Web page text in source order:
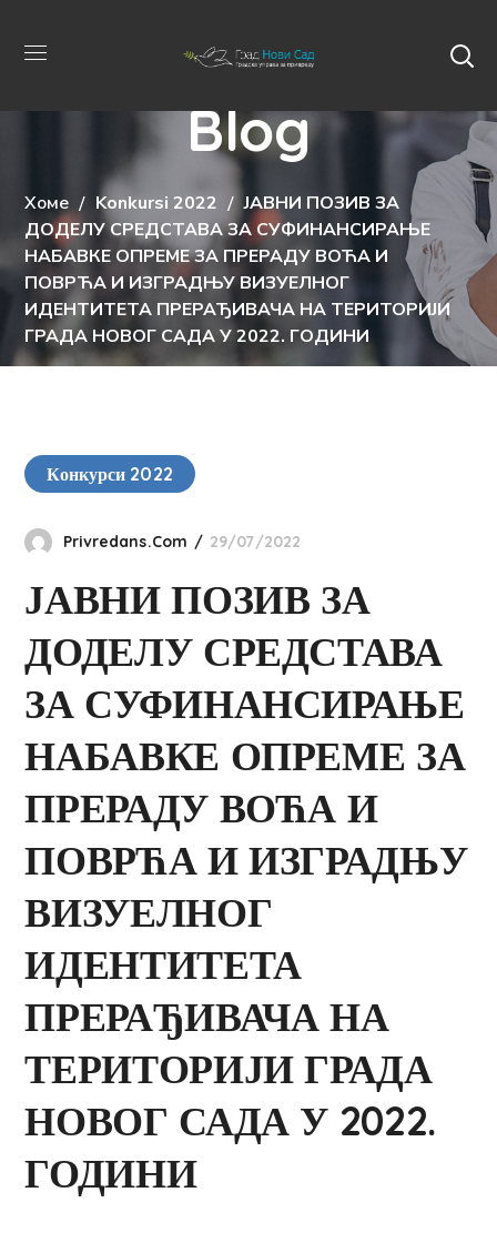
Blog
Хоме Konkursi 2022
ЈАВНИ ПОЗИВ ЗА
ДОДЕЛУ СРЕДСТАВА ЗА СУФИНАНСИРАЊЕ
НАБАВКЕ ОПРЕМЕ ЗА ПРЕРАДУ ВОЋА И
ПОВРЋА И ИЗГРАДЊУ ВИЗУЕЛНОГ
ИДЕНТИТЕТА ПРЕРАЂИВАЧА НА ТЕРИТОРИЈИ
ГРАДА НОВОГ САДА У 2022. ГОДИНИ
Конкурси 2022
Privredans.com 29/07/2022
ЈАВНИ ПОЗИВ ЗА
ДОДЕЛУ СРЕДСТАВА
ЗА СУФИНАНСИРАЊЕ
НАБАВКЕ ОПРЕМЕ ЗА
ПРЕРАДУ ВОЋА И
ПОВРЋА И ИЗГРАДЊУ
ВИЗУЕЛНОГ
ИДЕНТИТЕТА
ПРЕРАЂИВАЧА НА
ТЕРИТОРИЈИ ГРАДА
НОВОГ САДА У 2022.
ГОДИНИ